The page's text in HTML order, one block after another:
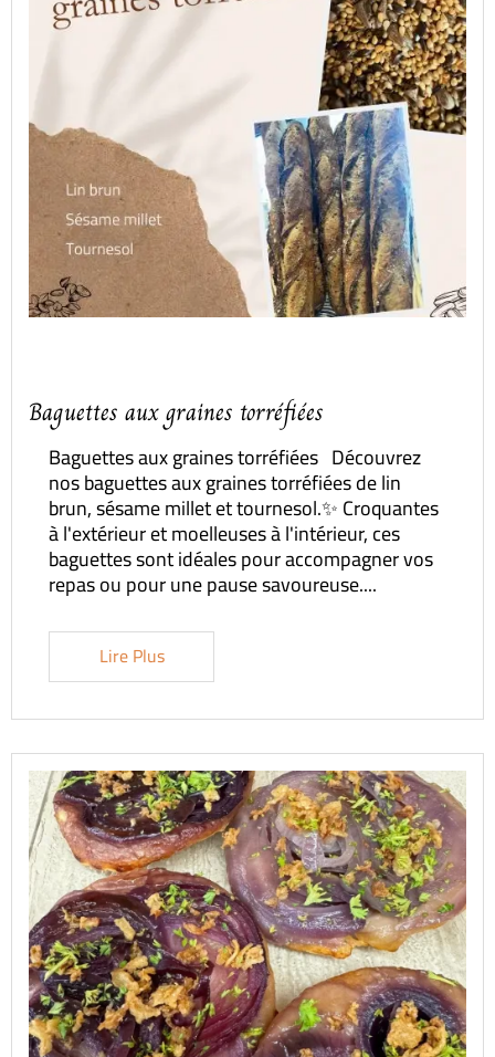
Baguettes aux graines torréfiées
Baguettes aux graines torréfiées Découvrez
nos baguettes aux graines torréfiées de lin
brun, sésame millet et tournesol.✨ Croquantes
à l'extérieur et moelleuses à l'intérieur, ces
baguettes sont idéales pour accompagner vos
repas ou pour une pause savoureuse....
Lire Plus